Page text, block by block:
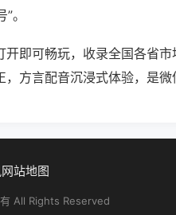
。
即可畅玩，收录全国各省市
方言配音沉浸式体验，是微
网站地图
All Rights Reserved